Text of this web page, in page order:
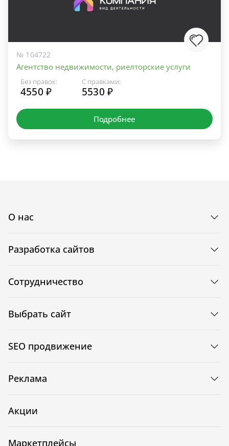
№ 104722
Агентство недвижимости, риелторские услуги
Без правок:
4550 ₽
С правками:
5530 ₽
Подробнее
О нас
Разработка сайтов
Сотрудничество
Выбрать сайт
SEO продвижение
Реклама
Акции
Маркетплейсы